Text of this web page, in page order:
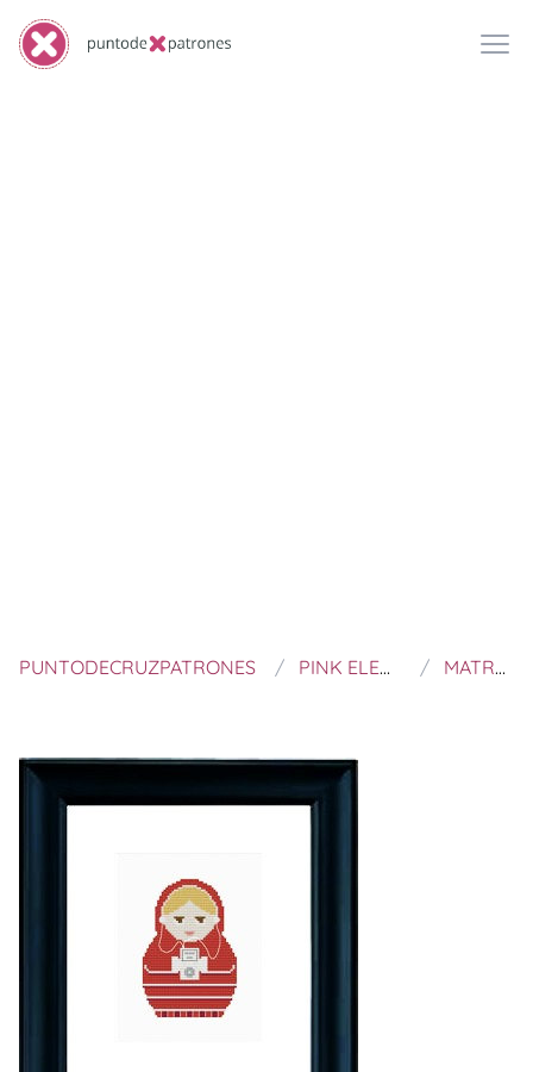
PUNTODECRUZPATRONES PINK ELEPHANT WORKSHOP MATROSKA IPOD PDF